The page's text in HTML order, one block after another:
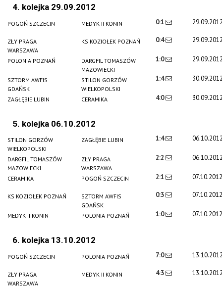
4. kolejka 29.09.2012
POGOŃ SZCZECIN MEDYK II KONIN 0:1
ZŁY PRAGA
WARSZAWA
KS KOZIOŁEK POZNAŃ 0:4
POLONIA POZNAŃ
DARGFIL TOMASZÓW
MAZOWIECKI
1:0
SZTORM AWFIS
GDAŃSK
STILON GORZÓW
WIELKOPOLSKI
1:4
ZAGŁĘBIE LUBIN CERAMIKA 4:0
5. kolejka 06.10.2012
STILON GORZÓW
WIELKOPOLSKI
ZAGŁĘBIE LUBIN 1:4
DARGFIL TOMASZÓW
MAZOWIECKI
ZŁY PRAGA
WARSZAWA
2:2
CERAMIKA POGOŃ SZCZECIN 2:1
KS KOZIOŁEK POZNAŃ
SZTORM AWFIS
GDAŃSK
0:3
MEDYK II KONIN POLONIA POZNAŃ 1:0
6. kolejka 13.10.2012
POGOŃ SZCZECIN POLONIA POZNAŃ 7:0
ZŁY PRAGA
WARSZAWA
MEDYK II KONIN 4:3